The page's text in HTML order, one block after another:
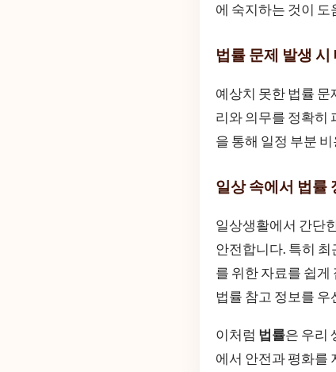
에 숙지하는 것이 도
법률 문제 발생 시
예상치 못한 법률
리와 의무를 정확히
을 통해 일정 부분
일상 속에서 법률
일상생활에서 간단
안전합니다. 특히
를 위한 자료를 쉽게
법률 참고 정보를
이처럼 법률은 우리
에서 안전과 평화를